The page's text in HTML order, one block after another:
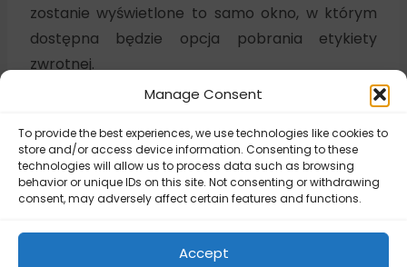
Manage Consent
To provide the best experiences, we use technologies like cookies to
store and/or access device information. Consenting to these
technologies will allow us to process data such as browsing
behavior or unique IDs on this site. Not consenting or withdrawing
consent, may adversely affect certain features and functions.
Accept
zostanie wyświetlone to samo okno, w którym
dostępna będzie opcja pobrania etykiety
zwrotnej.
Updated on December 17, 2025
DPD Polska –